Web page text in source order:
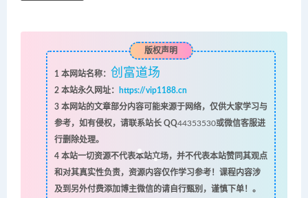
版权声明
1 本网站名称： 创富道场
2本站永久网址：
https://vip1188.cn
3本网站的文章部分内容可能来源于网络，仅供大家学习与
参考，如有侵权，请联系站长 QQ44353530或微信客服进
行删除处理。
4本站一切资源不代表本站立场，并不代表本站赞同其观点
和对其真实性负责，资源内容仅作学习参考！课程内容涉
及到另外付费添加博主微信的请自行甄别，谨慎下单！。